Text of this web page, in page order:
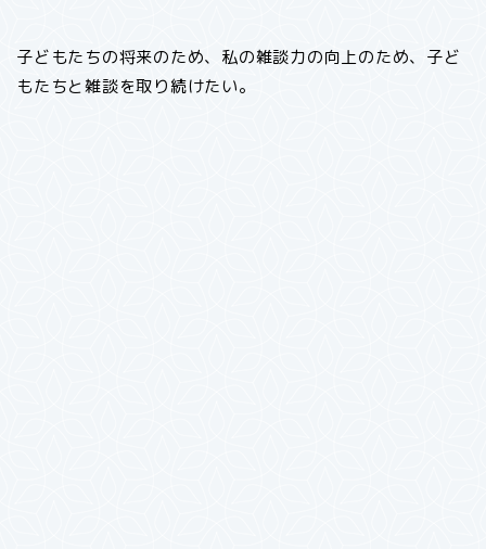
子どもたちの将来のため、私の雑談力の向上のため、子ど
もたちと雑談を取り続けたい。